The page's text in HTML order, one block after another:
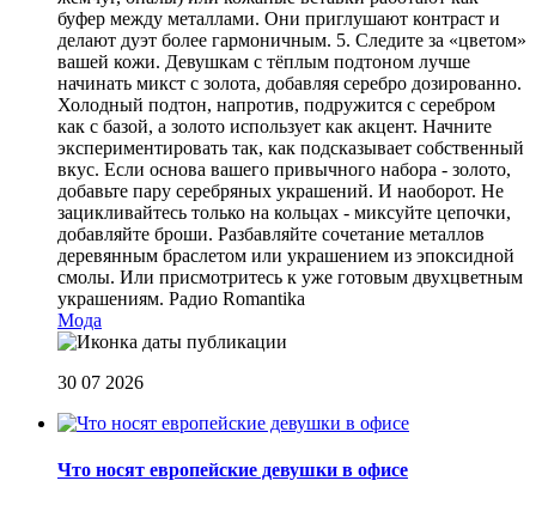
буфер между металлами. Они приглушают контраст и
делают дуэт более гармоничным. 5. Следите за «цветом»
вашей кожи. Девушкам с тёплым подтоном лучше
начинать микст с золота, добавляя серебро дозированно.
Холодный подтон, напротив, подружится с серебром
как с базой, а золото использует как акцент. Начните
экспериментировать так, как подсказывает собственный
вкус. Если основа вашего привычного набора - золото,
добавьте пару серебряных украшений. И наоборот. Не
зацикливайтесь только на кольцах - миксуйте цепочки,
добавляйте броши. Разбавляйте сочетание металлов
деревянным браслетом или украшением из эпоксидной
смолы. Или присмотритесь к уже готовым двухцветным
украшениям. Радио Romantika
Мода
30 07 2026
Что носят европейские девушки в офисе